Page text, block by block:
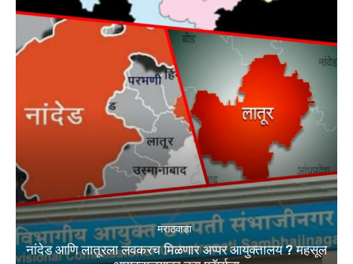
मराठवाडा
नांदेड आणि लातूरला लवकरच मिळणार अप्पर आयुक्तालय ? महसूल